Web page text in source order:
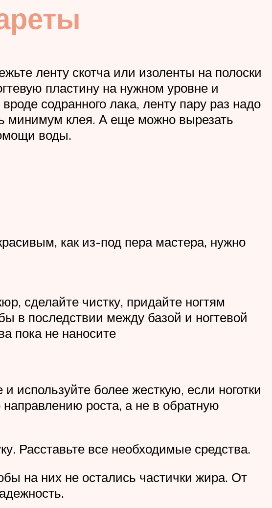
ленту скотча или изоленты на полоски
пластину на нужном уровне и
содранного лака, ленту пару раз надо
минимум клея. А еще можно вырезать
воды.
как из-под пера мастера, нужно
сделайте чистку, придайте ногтям
в последствии между базой и ногтевой
пока не наносите
используйте более жесткую, если ноготки
роста, а не в обратную
Расставьте все необходимые средства.
на них не остались частички жира. От